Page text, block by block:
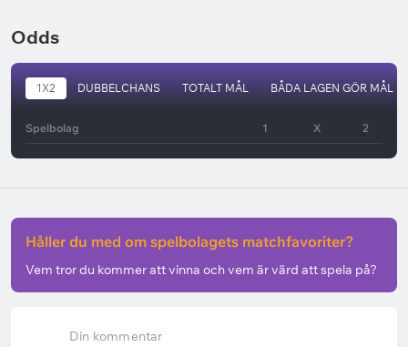
Odds
1X2 DUBBELCHANS TOTALT MÅL BÅDA LAGEN GÖR MÅL
Spelbolag 1 X 2
Din kommentar
Håller du med om spelbolagets matchfavoriter?
Vem tror du kommer att vinna och vem är värd att spela på?